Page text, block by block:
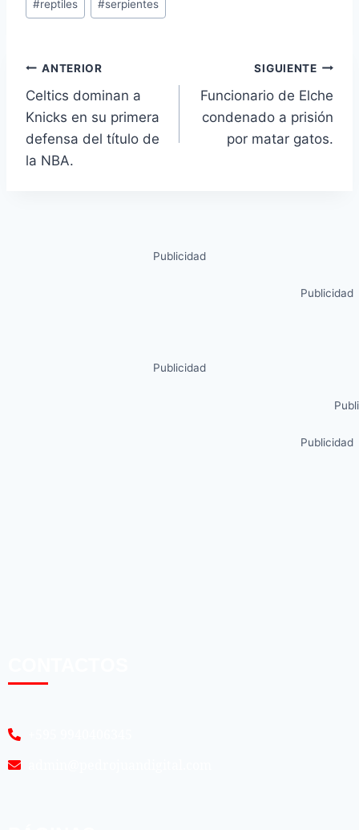
#reptiles #serpientes
ANTERIOR
Celtics dominan a
Knicks en su primera
defensa del título de
la NBA.
SIGUIENTE
Funcionario de Elche
condenado a prisión
por matar gatos.
Publicidad
Publicidad
Publicidad
Publicidad